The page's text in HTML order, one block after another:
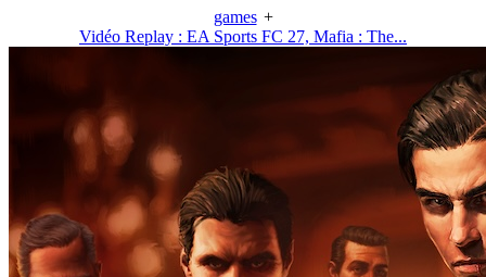
games +
Vidéo Replay : EA Sports FC 27, Mafia : The...